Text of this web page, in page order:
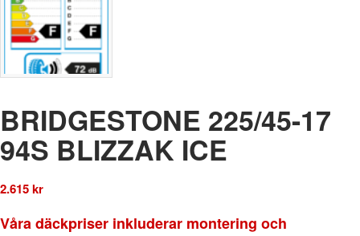
BRIDGESTONE 225/45-17
94S BLIZZAK ICE
2.615kr
Våra däckpriser inkluderar montering och